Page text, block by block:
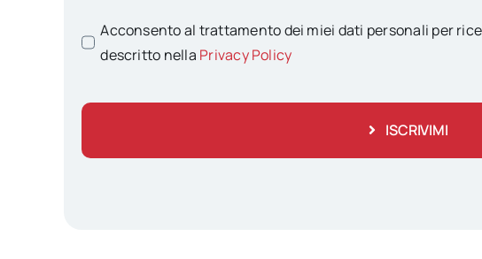
Acconsento al trattamento dei miei dati personali per
descritto nella Privacy Policy
ISCRIVIMI